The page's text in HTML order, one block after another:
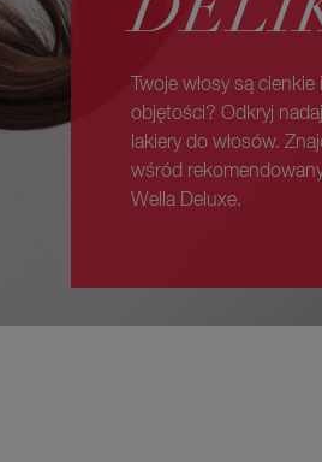
Twoje włosy są
objętości? Odkryj
lakiery do włosów.
wśród
Wella Deluxe.